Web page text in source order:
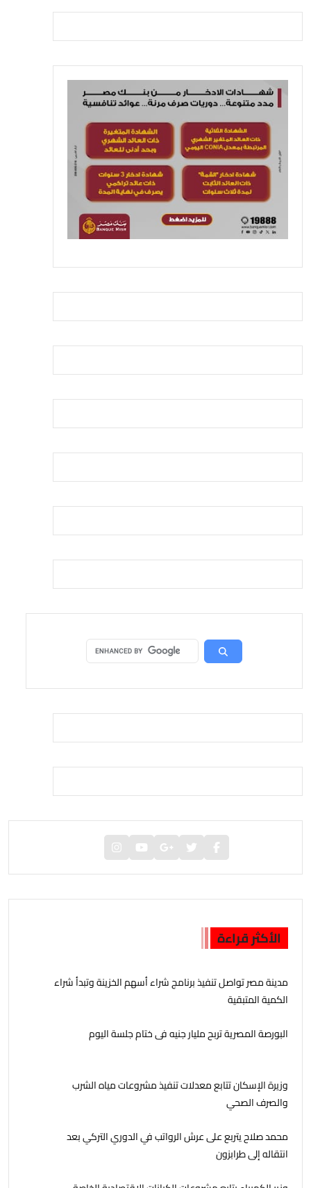
الأكثر قراءة
مدينة مصر تواصل تنفيذ برنامج شراء أسهم الخزينة وتبدأ شراء
الكمية المتبقية
البورصة المصرية تربح مليار جنيه فى ختام جلسة اليوم
وزيرة الإسكان تتابع معدلات تنفيذ مشروعات مياه الشرب
والصرف الصحي
محمد صلاح يتربع على عرش الرواتب في الدوري التركي بعد
انتقاله إلى طرابزون